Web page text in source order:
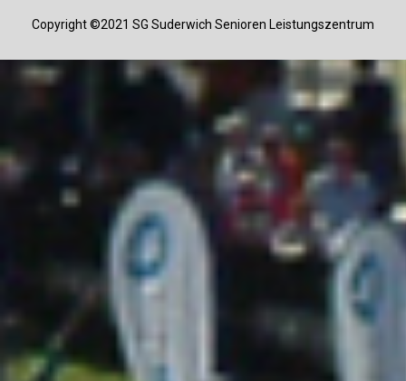
Copyright ©2021 SG Suderwich Senioren Leistungszentrum